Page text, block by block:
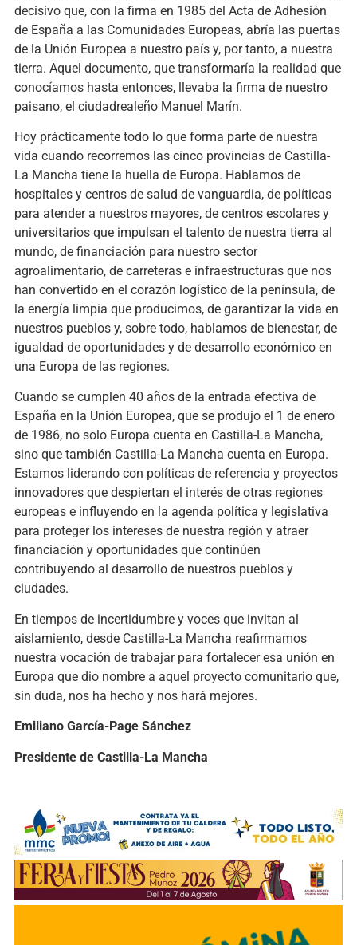
decisivo que, con la firma en 1985 del Acta de Adhesión
de España a las Comunidades Europeas, abría las puertas
de la Unión Europea a nuestro país y, por tanto, a nuestra
tierra. Aquel documento, que transformaría la realidad que
conocíamos hasta entonces, llevaba la firma de nuestro
paisano, el ciudadrealeño Manuel Marín.
Hoy prácticamente todo lo que forma parte de nuestra
vida cuando recorremos las cinco provincias de Castilla-
La Mancha tiene la huella de Europa. Hablamos de
hospitales y centros de salud de vanguardia, de políticas
para atender a nuestros mayores, de centros escolares y
universitarios que impulsan el talento de nuestra tierra al
mundo, de financiación para nuestro sector
agroalimentario, de carreteras e infraestructuras que nos
han convertido en el corazón logístico de la península, de
la energía limpia que producimos, de garantizar la vida en
nuestros pueblos y, sobre todo, hablamos de bienestar, de
igualdad de oportunidades y de desarrollo económico en
una Europa de las regiones.
Cuando se cumplen 40 años de la entrada efectiva de
España en la Unión Europea, que se produjo el 1 de enero
de 1986, no solo Europa cuenta en Castilla-La Mancha,
sino que también Castilla-La Mancha cuenta en Europa.
Estamos liderando con políticas de referencia y proyectos
innovadores que despiertan el interés de otras regiones
europeas e influyendo en la agenda política y legislativa
para proteger los intereses de nuestra región y atraer
financiación y oportunidades que continúen
contribuyendo al desarrollo de nuestros pueblos y
ciudades.
En tiempos de incertidumbre y voces que invitan al
aislamiento, desde Castilla-La Mancha reafirmamos
nuestra vocación de trabajar para fortalecer esa unión en
Europa que dio nombre a aquel proyecto comunitario que,
sin duda, nos ha hecho y nos hará mejores.
Emiliano García-Page Sánchez
Presidente de Castilla-La Mancha